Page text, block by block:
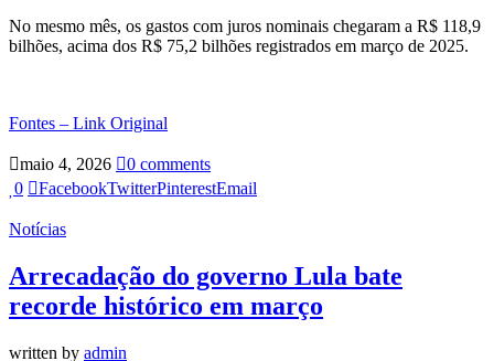
No mesmo mês, os gastos com juros nominais chegaram a R$ 118,9
bilhões, acima dos R$ 75,2 bilhões registrados em março de 2025.
Fontes – Link Original
maio 4, 2026
0 comments
0
FacebookTwitterPinterestEmail
Notícias
Arrecadação do governo Lula bate
recorde histórico em março
written by admin